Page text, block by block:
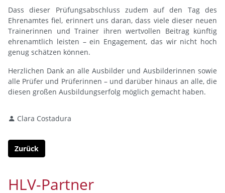
Dass dieser Prüfungsabschluss zudem auf den Tag des
Ehrenamtes fiel, erinnert uns daran, dass viele dieser neuen
Trainerinnen und Trainer ihren wertvollen Beitrag künftig
ehrenamtlich leisten – ein Engagement, das wir nicht hoch
genug schätzen können.
Herzlichen Dank an alle Ausbilder und Ausbilderinnen sowie
alle Prüfer und Prüferinnen – und darüber hinaus an alle, die
diesen großen Ausbildungserfolg möglich gemacht haben.
Clara Costadura
Zurück
HLV-Partner